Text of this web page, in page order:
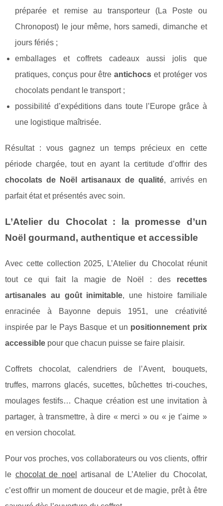
préparée et remise au transporteur (La Poste ou
Chronopost) le jour même, hors samedi, dimanche et
jours fériés ;
emballages et coffrets cadeaux aussi jolis que
pratiques, conçus pour êtreantichocs et protéger vos
chocolats pendant le transport ;
possibilité d’expéditions dans toute l’Europe grâce à
une logistique maîtrisée.
Résultat : vous gagnez un temps précieux en cette
période chargée, tout en ayant la certitude d’offrir des
chocolats de Noël artisanaux de qualité, arrivés en
parfait état et présentés avec soin.
L’Atelier du Chocolat : la promesse d’un
Noël gourmand, authentique et accessible
Avec cette collection 2025, L’Atelier du Chocolat réunit
tout ce qui fait la magie de Noël : des recettes
artisanales au goût inimitable, une histoire familiale
enracinée à Bayonne depuis 1951, une créativité
inspirée par le Pays Basque et un positionnement prix
accessible pour que chacun puisse se faire plaisir.
Coffrets chocolat, calendriers de l’Avent, bouquets,
truffes, marrons glacés, sucettes, bûchettes tri-couches,
moulages festifs… Chaque création est une invitation à
partager, à transmettre, à dire « merci » ou « je t’aime »
en version chocolat.
Pour vos proches, vos collaborateurs ou vos clients, offrir
le chocolat de noel
artisanal de L’Atelier du Chocolat,
c’est offrir un moment de douceur et de magie, prêt à être